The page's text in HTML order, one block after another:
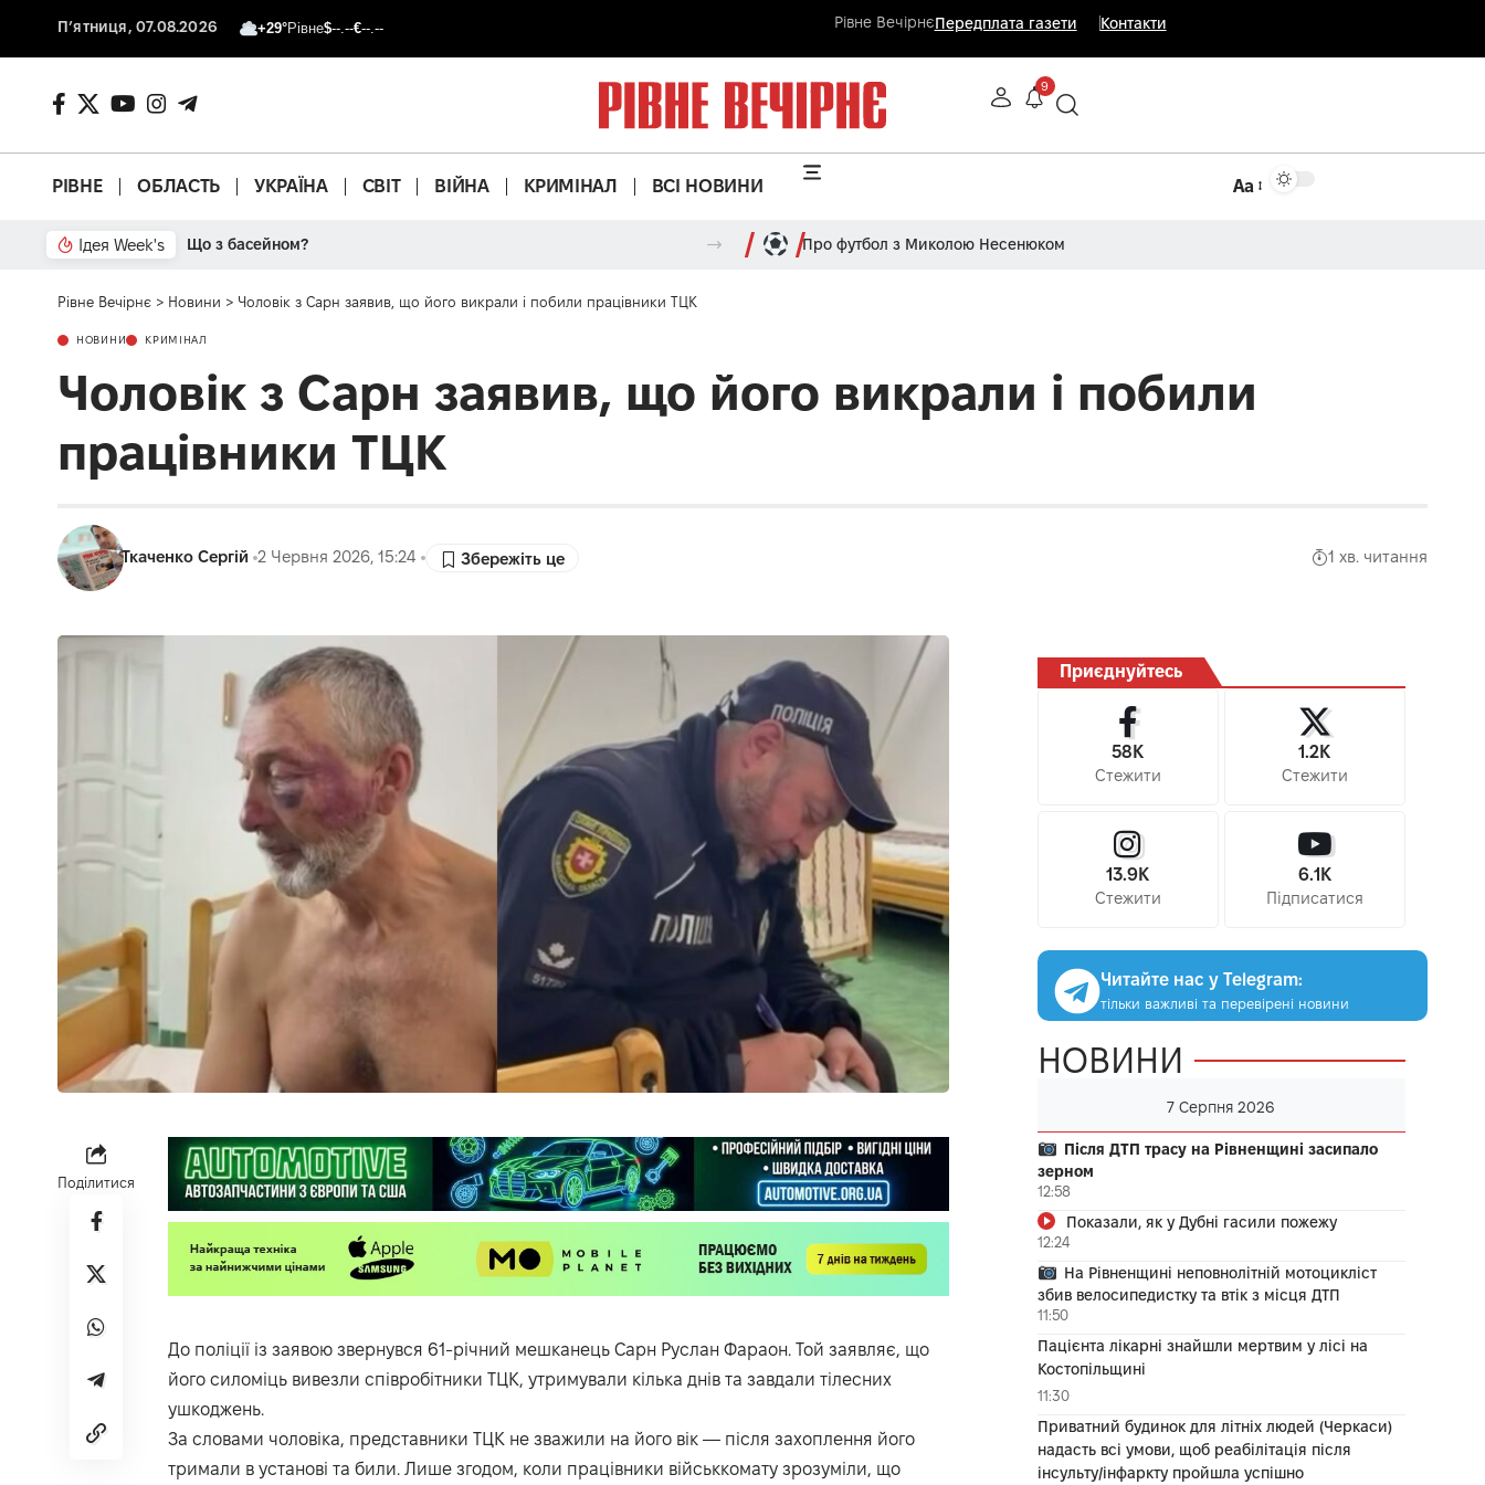
П’ятниця, 07.08.2026 +29°Рівне$--.--€--.-- Рівне ВечірнєПередплата газети Контакти
9
РІВНЕ ОБЛАСТЬ УКРАЇНА СВІТ ВІЙНА КРИМІНАЛ ВСІ НОВИНИ Аа
Ідея Week's Що з басейном? Про футбол з Миколою Несенюком
Рівне Вечірнє > Новини > Чоловік з Сарн заявив, що його викрали і побили працівники ТЦК
НОВИНИ КРИМІНАЛ
Чоловік з Сарн заявив, що його викрали і побили
працівники ТЦК
Ткаченко Сергій 2 Червня 2026, 15:24 1 хв. читання
Поділитися
До поліції із заявою звернувся 61-річний мешканець Сарн Руслан Фараон. Той заявляє, що
його силоміць вивезли співробітники ТЦК, утримували кілька днів та завдали тілесних
ушкоджень.
За словами чоловіка, представники ТЦК не зважили на його вік — після захоплення його
тримали в установі та били. Лише згодом, коли працівники військкомату зрозуміли, що
Приєднуйтесь
58K
Стежити
1.2K
Стежити
13.9K
Стежити
6.1K
Підписатися
Читайте нас у Telegram:
тільки важливі та перевірені новини
НОВИНИ
7 Серпня 2026
Після ДТП трасу на Рівненщині засипало
зерном
12:58
Показали, як у Дубні гасили пожежу
12:24
На Рівненщині неповнолітній мотоцикліст
збив велосипедистку та втік з місця ДТП
11:50
Пацієнта лікарні знайшли мертвим у лісі на
Костопільщині
11:30
Приватний будинок для літніх людей (Черкаси)
надасть всі умови, щоб реабілітація після
інсульту/інфаркту пройшла успішно